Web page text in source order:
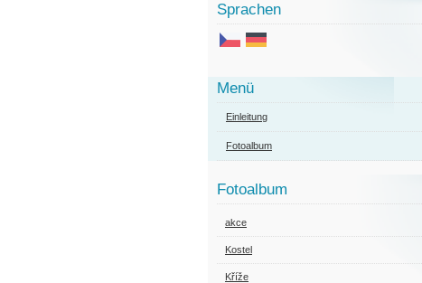
Sprachen
Menü
Einleitung
Fotoalbum
Fotoalbum
akce
Kostel
Kříže